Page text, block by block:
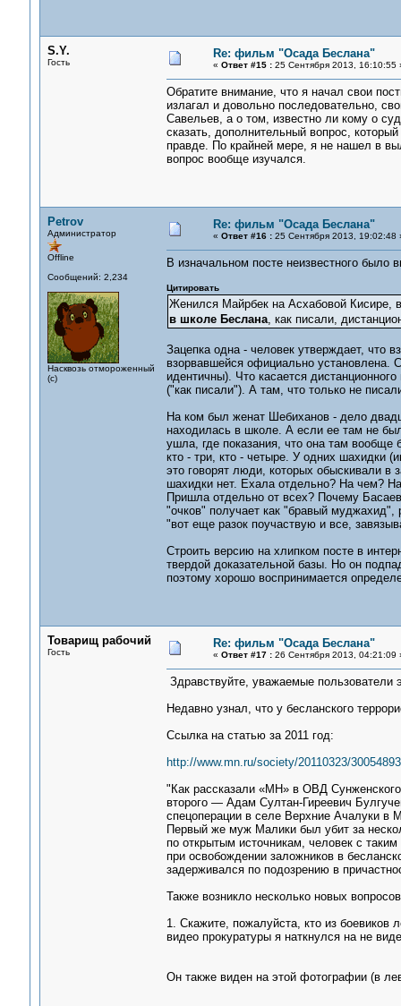
S.Y.
Гость
Re: фильм "Осада Беслана"
« Ответ #15 :25 Сентября 2013, 16:10:55
Обратите внимание, что я начал свои
излагал и довольно последовательно,
Савельев, а о том, известно ли кому о
сказать, дополнительный вопрос,
правде. По крайней мере, я не нашел в
вопрос вообще изучался.
Petrov
Администратор
Offline
Сообщений: 2,234
Насквозь отмороженный
(с)
Re: фильм "Осада Беслана"
« Ответ #16 :25 Сентября 2013, 19:02:48
В изначальном посте неизвестного было
Цитировать
Женился Майрбек на Асхабовой Кисире,
в школе Беслана, как писали,
Зацепка одна - человек утверждает, что
взорвавшейся официально установлена.
идентичны). Что касается
("как писали"). А там, что только не
На ком был женат Шебиханов - дело
находилась в школе. А если ее там не
ушла, где показания, что она там вообще
кто - три, кто - четыре. У одних шахидки
это говорят люди, которых обыскивали в
шахидки нет. Ехала отдельно? На чем?
Пришла отдельно от всех? Почему
"очков" получает как "бравый
"вот еще разок поучаствую и все,
Строить версию на хлипком посте в
твердой доказательной базы. Но он
поэтому хорошо воспринимается
Товарищ рабочий
Гость
Re: фильм "Осада Беслана"
« Ответ #17 :26 Сентября 2013, 04:21:09
Здравствуйте, уважаемые пользователи
Недавно узнал, что у бесланского
Ссылка на статью за 2011 год:
http://www.mn.ru/society/20110323/
"Как рассказали «МН» в ОВД
второго — Адам Султан-Гиреевич
спецоперации в селе Верхние Ачалуки в
Первый же муж Малики был убит за
по открытым источникам, человек с
при освобождении заложников в
задерживался по подозрению в
Также возникло несколько новых
1. Скажите, пожалуйста, кто из боевиков
видео прокуратуры я наткнулся на не
Он также виден на этой фотографии (в